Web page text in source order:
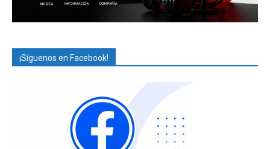
¡Síguenos en Facebook!